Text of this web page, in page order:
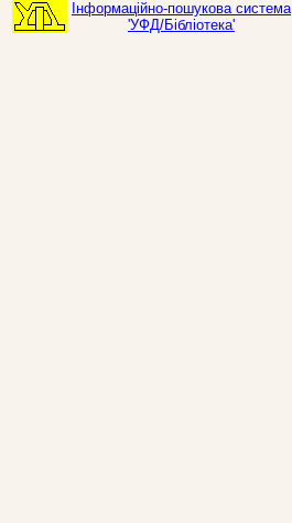
Інформаційно-пошукова система
'УФД/Бібліотека'